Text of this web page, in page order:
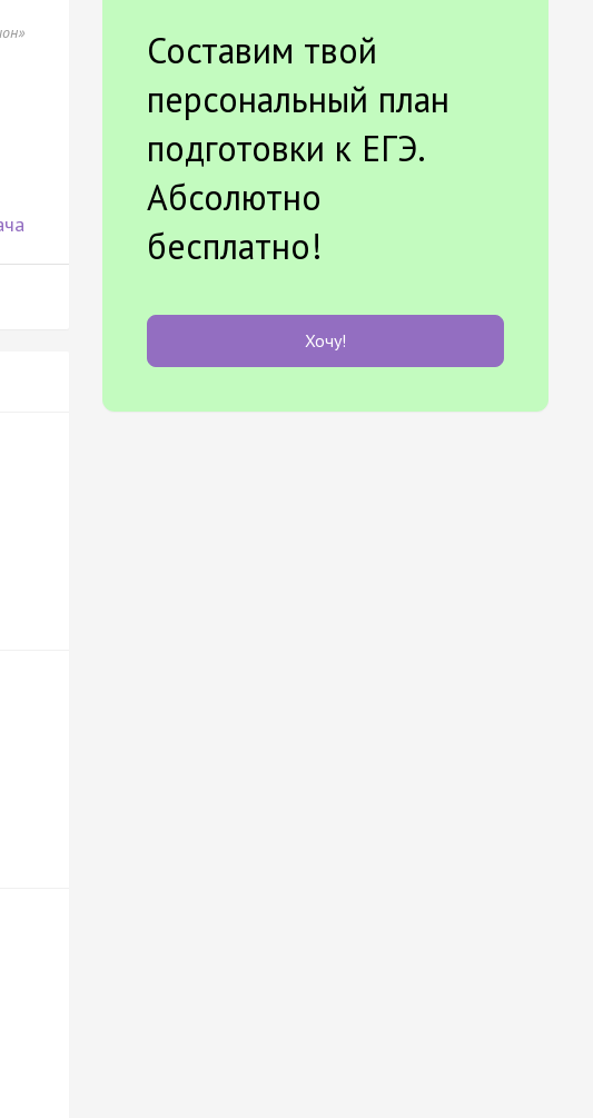
Составим твой
персональный план
подготовки к ЕГЭ.
Абсолютно
бесплатно!
Хочу!